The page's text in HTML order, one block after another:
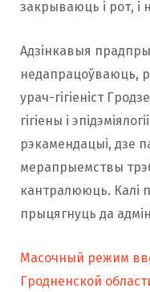
закрываюць і рот, і
Адзінкавыя
недапрацоўваюць,
урач-гігіеніст
гігіены і
рэкамендацыі, дзе
мерапрыемствы
кантралююць. Калі
прыцягнуць да
Масочный режим
Гродненской